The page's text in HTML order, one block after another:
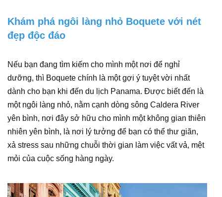
Khám phá ngôi làng nhỏ Boquete với nét
đẹp độc đáo
Nếu bạn đang tìm kiếm cho mình một nơi để nghỉ
dưỡng, thì Boquete chính là một gợi ý tuyệt vời nhất
dành cho bạn khi đến du lịch Panama. Được biết đến là
một ngôi làng nhỏ, nằm cạnh dòng sông Caldera River
yên bình, nơi đây sở hữu cho mình một không gian thiên
nhiên yên bình, là nơi lý tưởng để bạn có thể thư giãn,
xả stress sau những chuỗi thời gian làm việc vất vả, mệt
mỏi của cuộc sống hàng ngày.